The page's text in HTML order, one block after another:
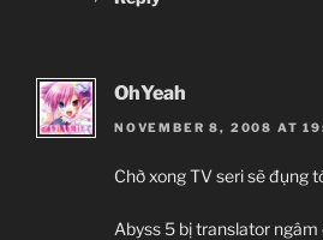
OhYeah
NOVEMBER 8, 2008 AT
Chờ xong TV seri sẽ đụng
Abyss 5 bị translator ngâm